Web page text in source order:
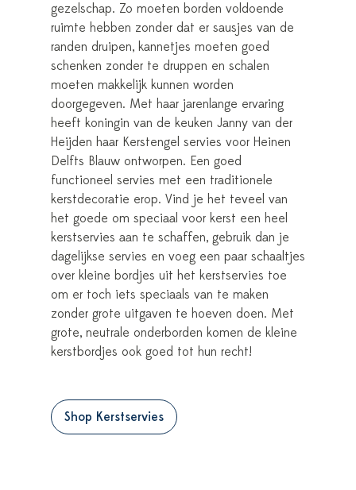
gezelschap. Zo moeten borden voldoende
ruimte hebben zonder dat er sausjes van de
randen druipen, kannetjes moeten goed
schenken zonder te druppen en schalen
moeten makkelijk kunnen worden
doorgegeven. Met haar jarenlange ervaring
heeft koningin van de keuken Janny van der
Heijden haar Kerstengel servies voor Heinen
Delfts Blauw ontworpen. Een goed
functioneel servies met een traditionele
kerstdecoratie erop. Vind je het teveel van
het goede om speciaal voor kerst een heel
kerstservies aan te schaffen, gebruik dan je
dagelijkse servies en voeg een paar schaaltjes
over kleine bordjes uit het kerstservies toe
om er toch iets speciaals van te maken
zonder grote uitgaven te hoeven doen. Met
grote, neutrale onderborden komen de kleine
kerstbordjes ook goed tot hun recht!
Shop Kerstservies